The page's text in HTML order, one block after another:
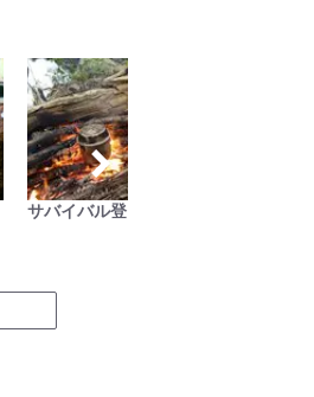
サバイバル登山家を撮る